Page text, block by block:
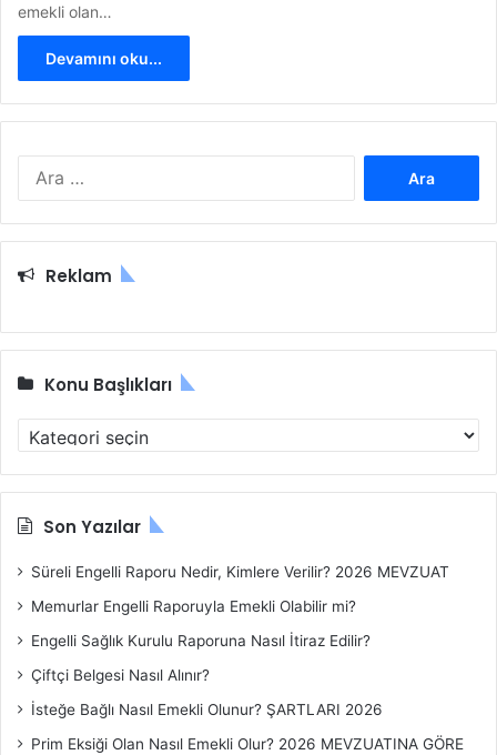
emekli olan…
Devamını oku...
m
Reklam
Konu Başlıkları
o
n
B
ş
ı
k
r
Son Yazılar
Süreli Engelli Raporu Nedir, Kimlere Verilir? 2026 MEVZUAT
Memurlar Engelli Raporuyla Emekli Olabilir mi?
Engelli Sağlık Kurulu Raporuna Nasıl İtiraz Edilir?
Çiftçi Belgesi Nasıl Alınır?
İsteğe Bağlı Nasıl Emekli Olunur? ŞARTLARI 2026
Prim Eksiği Olan Nasıl Emekli Olur? 2026 MEVZUATINA GÖRE